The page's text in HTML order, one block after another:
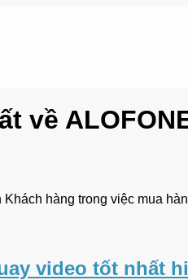
về
hàng trong việc mua
video tốt nhất